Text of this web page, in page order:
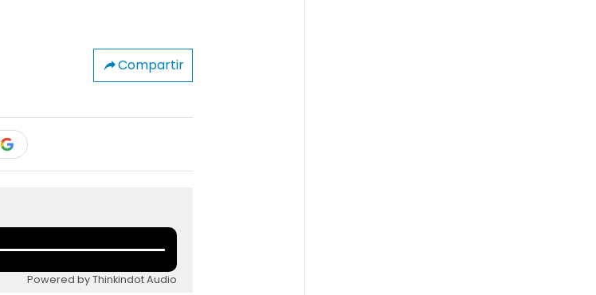
Compartir
Powered by Thinkindot Audio